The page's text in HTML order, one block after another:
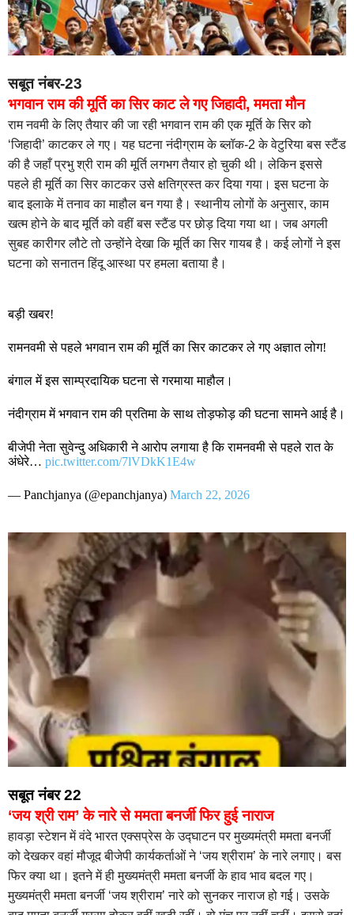
सबूत नंबर-23
भगवान राम की मूर्ति का सिर काट ले गए जिहादी, ममता मौन
राम नवमी के लिए तैयार की जा रही भगवान राम की एक मूर्ति के सिर को
‘जिहादी’ काटकर ले गए। यह घटना नंदीग्राम के ब्लॉक-2 के वेटुरिया बस स्टैंड
की है जहाँ प्रभु श्री राम की मूर्ति लगभग तैयार हो चुकी थी। लेकिन इससे
पहले ही मूर्ति का सिर काटकर उसे क्षतिग्रस्त कर दिया गया। इस घटना के
बाद इलाके में तनाव का माहौल बन गया है। स्थानीय लोगों के अनुसार, काम
खत्म होने के बाद मूर्ति को वहीं बस स्टैंड पर छोड़ दिया गया था। जब अगली
सुबह कारीगर लौटे तो उन्होंने देखा कि मूर्ति का सिर गायब है। कई लोगों ने इस
घटना को सनातन हिंदू आस्था पर हमला बताया है।
बड़ी खबर!
रामनवमी से पहले भगवान राम की मूर्ति का सिर काटकर ले गए अज्ञात लोग!
बंगाल में इस साम्प्रदायिक घटना से गरमाया माहौल।
नंदीग्राम में भगवान राम की प्रतिमा के साथ तोड़फोड़ की घटना सामने आई है।
बीजेपी नेता सुवेन्दु अधिकारी ने आरोप लगाया है कि रामनवमी से पहले रात के
अंधेरे… pic.twitter.com/7lVDkK1E4w
— Panchjanya (@epanchjanya) March 22, 2026
सबूत नंबर 22
‘जय श्री राम’ के नारे से ममता बनर्जी फिर हुई नाराज
हावड़ा स्टेशन में वंदे भारत एक्सप्रेस के उद्घाटन पर मुख्यमंत्री ममता बनर्जी
को देखकर वहां मौजूद बीजेपी कार्यकर्ताओं ने ‘जय श्रीराम’ के नारे लगाए। बस
फिर क्या था। इतने में ही मुख्यमंत्री ममता बनर्जी के हाव भाव बदल गए।
मुख्यमंत्री ममता बनर्जी ‘जय श्रीराम’ नारे को सुनकर नाराज हो गई। उसके